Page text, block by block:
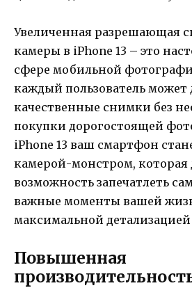
Увеличенная разрешающая
камеры в iPhone 13 – это
сфере мобильной
каждый пользователь может
качественные снимки без
покупки дорогостоящей
iPhone 13 ваш смартфон
камерой-монстром, которая
возможность запечатлеть
важные моменты вашей
максимальной
Повышенная